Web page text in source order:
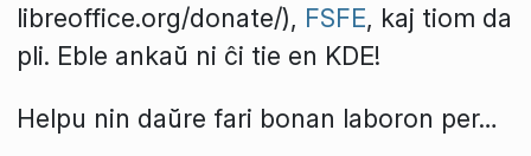
libreoffice.org/donate/), FSFE, kaj tiom da
pli. Eble ankaŭ ni ĉi tie en KDE!
Helpu nin daŭre fari bonan laboron per…